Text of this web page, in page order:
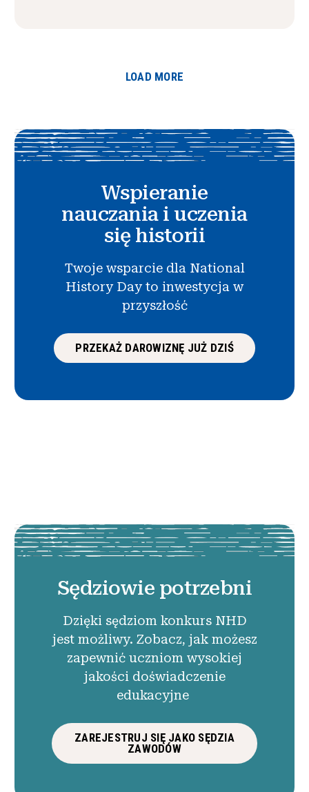
LOAD MORE
Wspieranie
nauczania i uczenia
się historii
Twoje wsparcie dla National
History Day to inwestycja w
przyszłość
PRZEKAŻ DAROWIZNĘ JUŻ DZIŚ
Sędziowie potrzebni
Dzięki sędziom konkurs NHD
jest możliwy. Zobacz, jak możesz
zapewnić uczniom wysokiej
jakości doświadczenie
edukacyjne
ZAREJESTRUJ SIĘ JAKO SĘDZIA
ZAWODÓW